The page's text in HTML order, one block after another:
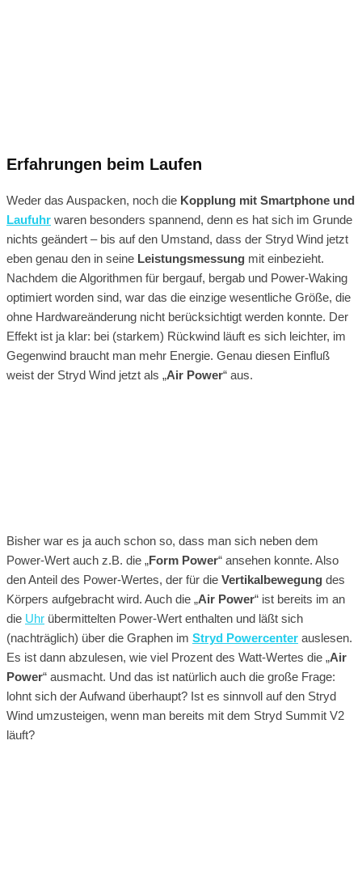
Erfahrungen beim Laufen
Weder das Auspacken, noch die Kopplung mit Smartphone und
Laufuhr waren besonders spannend, denn es hat sich im Grunde
nichts geändert – bis auf den Umstand, dass der Stryd Wind jetzt
eben genau den in seine Leistungsmessung mit einbezieht.
Nachdem die Algorithmen für bergauf, bergab und Power-Waking
optimiert worden sind, war das die einzige wesentliche Größe, die
ohne Hardwareänderung nicht berücksichtigt werden konnte. Der
Effekt ist ja klar: bei (starkem) Rückwind läuft es sich leichter, im
Gegenwind braucht man mehr Energie. Genau diesen Einfluß
weist der Stryd Wind jetzt als „Air Power“ aus.
Bisher war es ja auch schon so, dass man sich neben dem
Power-Wert auch z.B. die „Form Power“ ansehen konnte. Also
den Anteil des Power-Wertes, der für die Vertikalbewegung des
Körpers aufgebracht wird. Auch die „Air Power“ ist bereits im an
die Uhr übermittelten Power-Wert enthalten und läßt sich
(nachträglich) über die Graphen im Stryd Powercenter auslesen.
Es ist dann abzulesen, wie viel Prozent des Watt-Wertes die „Air
Power“ ausmacht. Und das ist natürlich auch die große Frage:
lohnt sich der Aufwand überhaupt? Ist es sinnvoll auf den Stryd
Wind umzusteigen, wenn man bereits mit dem Stryd Summit V2
läuft?